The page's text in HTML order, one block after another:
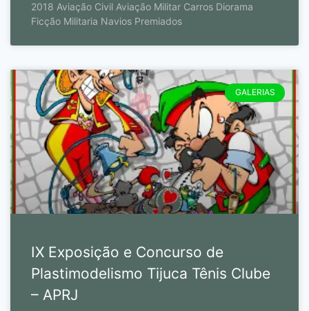
2018 Aviação Civil Aviação Militar Carros Diorama
Ficção Militaria Navios Premiados
GALERIAS
IX Exposição e Concurso de
Plastimodelismo Tijuca Tênis Clube
– APRJ